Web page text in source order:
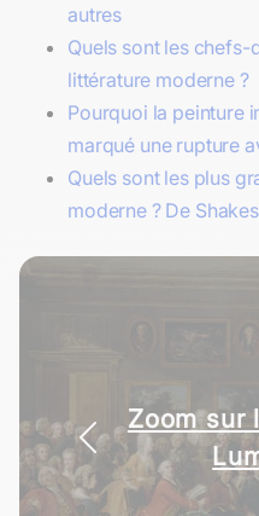
autres
Quels sont les
littérature moderne ?
Pourquoi la peinture
marqué une rupture
Quels sont les plus
moderne ? De
Zoom sur